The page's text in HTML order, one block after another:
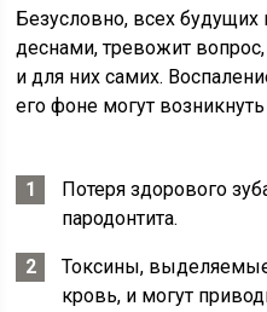
Безусловно, всех
деснами, тревожит
и для них самих.
его фоне могут
Потеря здорового
пародонтита.
Токсины,
кровь, и могут